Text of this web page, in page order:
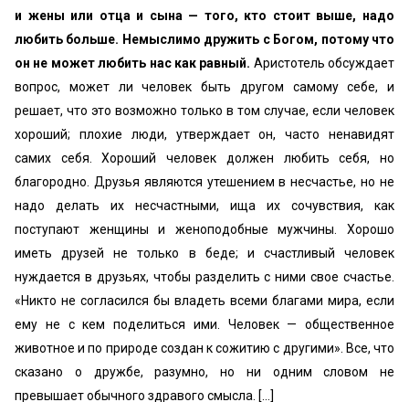
и жены или отца и сына — того, кто стоит выше, надо
любить больше. Немыслимо дружить с Богом, потому что
он не может любить нас как равный. Аристотель обсуждает
вопрос, может ли человек быть другом самому себе, и
решает, что это возможно только в том случае, если человек
хороший; плохие люди, утверждает он, часто ненавидят
самих себя. Хороший человек должен любить себя, но
благородно. Друзья являются утешением в несчастье, но не
надо делать их несчастными, ища их сочувствия, как
поступают женщины и женоподобные мужчины. Хорошо
иметь друзей не только в беде; и счастливый человек
нуждается в друзьях, чтобы разделить с ними свое счастье.
«Никто не согласился бы владеть всеми благами мира, если
ему не с кем поделиться ими. Человек — общественное
животное и по природе создан к сожитию с другими». Все, что
сказано о дружбе, разумно, но ни одним словом не
превышает обычного здравого смысла. [...]